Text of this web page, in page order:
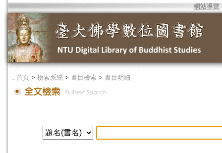
網站導覽
． 首頁 > 檢索系統 > 書目檢索 > 書目明細